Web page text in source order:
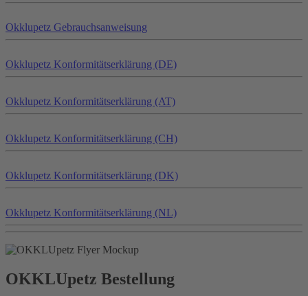
Okklupetz Gebrauchsanweisung
Okklupetz Konformitätserklärung (DE)
Okklupetz Konformitätserklärung (AT)
Okklupetz Konformitätserklärung (CH)
Okklupetz Konformitätserklärung (DK)
Okklupetz Konformitätserklärung (NL)
OKKLUpetz Bestellung